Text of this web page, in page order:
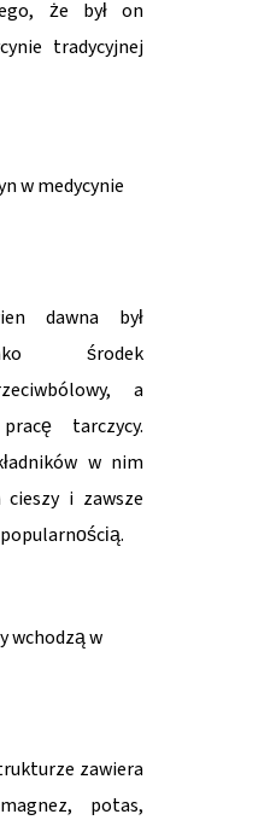
że był on
tradycyjnej
w medycynie
dawna był
środek
a
tarczycy.
w nim
i zawsze
wchodzą w
zawiera
potas,